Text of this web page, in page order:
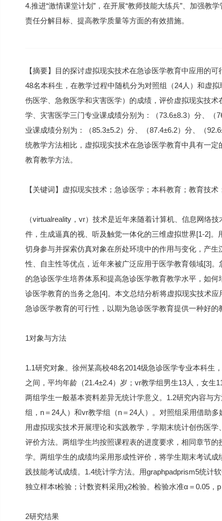
4.推进“激情课堂计划”，在开展“教师技能大练兵”、加强教
责任分解目标、提高教学质量等方面的有效措施。
【摘要】目的探讨虚拟现实技术在急诊医学教育中应用的
48名本科生，在教学过程中随机分为对照组（24人）和虚
伤医学、急救医学和灾害医学）的成绩，评价虚拟现实技
学、灾害医学三门专业课成绩分别为：（73.6±8.3）分、（
业课成绩分别为：（85.3±5.2）分、（87.4±6.2）分、（
统教学方法相比，虚拟现实技术在急诊医学教育中具有一
教育教学方法。
【关键词】虚拟现实技术；急诊医学；本科教育；教育技
（virtualreality，vr）技术是近年来随着计算机、信息网络
件，生成逼真的视、听及触觉一体化的三维虚拟世界[1-2]
切身参与并探索仿真对象在所处环境中的作用与变化，产
性、自主性等优点，近年来被广泛应用于医学教育领域[3]
的急诊医学生培养体系和提高急诊医学教育教学水平，如
诊医学教育的当务之急[4]。本文总结分析将虚拟现实技术
急诊医学教育的可行性，以期为急诊医学教育提供一种好的
1对象与方法
1.1研究对象。徐州某高校48名2014级急诊医学专业本科生
之间，平均年龄（21.4±2.4）岁；vr教学组男生13人，女生
两组学生一般基本资料差异无统计学意义。1.2研究内容与
组，n＝24人）和vr教学组（n＝24人）。对照组采用借助
用虚拟现实技术开展理论和实践教学，学期末统计创伤医
评价方法。两组学生均按照课程表的进度要求，相同章节
学。两组学生的成绩均采用形成性评价，将学生期末考试
践技能考试成绩。1.4统计学方法。用graphpadprism5统计
独立样本t检验；计数资料采用χ2检验。检验水准α＝0.05，
2研究结果